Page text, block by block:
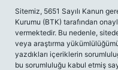
Sitemiz, 5651 Sayılı Kanun
Kurumu (BTK) tarafından
vermektedir. Bu nedenle,
veya araştırma
yazdıkları içeriklerin
bu sorumluluğu kabul etmiş